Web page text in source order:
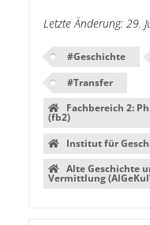
Letzte Änderung: 29.
#Geschichte
#Transfer
Fachbereich 2:
(fb2)
Institut für
Alte Geschichte
Vermittlung